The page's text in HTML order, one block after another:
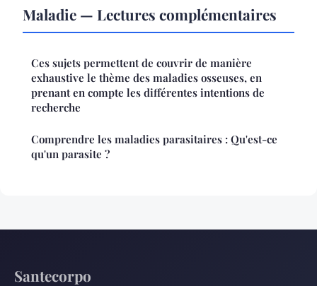
Maladie — Lectures complémentaires
Ces sujets permettent de couvrir de manière
exhaustive le thème des maladies osseuses, en
prenant en compte les différentes intentions de
recherche
Comprendre les maladies parasitaires : Qu'est-ce
qu'un parasite ?
Santecorpo